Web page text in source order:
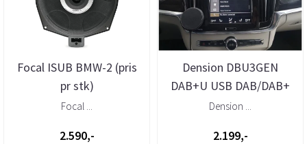
Focal ISUB BMW-2 (pris
pr stk)
Focal ...
2.590,-
Dension DBU3GEN
DAB+U USB DAB/DAB+
mottaker – helintegrert
Dension ...
2.199,-